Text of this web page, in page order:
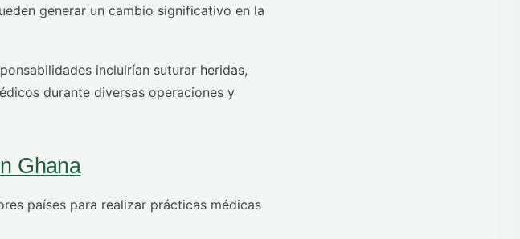
generar un cambio significativo en la
incluirían suturar heridas,
durante diversas operaciones y
Ghana